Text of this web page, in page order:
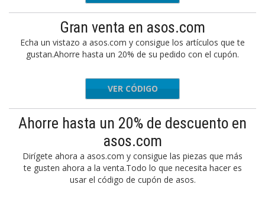
Gran venta en asos.com
Echa un vistazo a asos.com y consigue los artículos que te
gustan.Ahorre hasta un 20% de su pedido con el cupón.
ENJOY
VER CÓDIGO
Ahorre hasta un 20% de descuento en
asos.com
Dirígete ahora a asos.com y consigue las piezas que más
te gusten ahora a la venta.Todo lo que necesita hacer es
usar el código de cupón de asos.